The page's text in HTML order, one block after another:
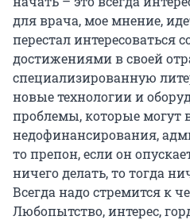
для врача, мое мнение,
перестал интересоваться
достижениями в своей
специализированную
новые технологии и
проблемы, которые могут
недофинансирования,
то препон, если он
ничего делать, то тогда
Всегда надо стремится к
Любопытство, интерес,